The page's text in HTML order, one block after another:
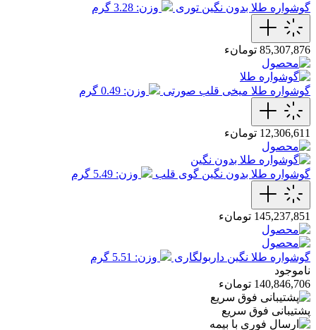
گوشواره طلا بدون نگین توری وزن: 3.28 گرم
85,307,876 تومانء
گوشواره طلا میخی قلب صورتی وزن: 0.49 گرم
12,306,611 تومانء
گوشواره طلا بدون نگین گوی قلب وزن: 5.49 گرم
145,237,851 تومانء
گوشواره طلا نگین داربولگاری
وزن: 5.51 گرم
ناموجود
140,846,706 تومانء
پشتیبانی فوق سریع